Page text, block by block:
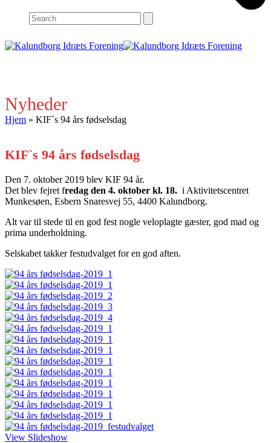
Search
Nyheder
Hjem » KIF`s 94 års fødselsdag
KIF`s 94 års fødselsdag
Den 7. oktober 2019 blev KIF 94 år.
Det blev fejret fredag den 4. oktober kl. 18. i Aktivitetscentret
Munkesøen, Esbern Snaresvej 55, 4400 Kalundborg.
Alt var til stede til en god fest nogle veloplagte gæster, god mad og
prima underholdning.
Selskabet takker festudvalget for en god aften.
View Slideshow